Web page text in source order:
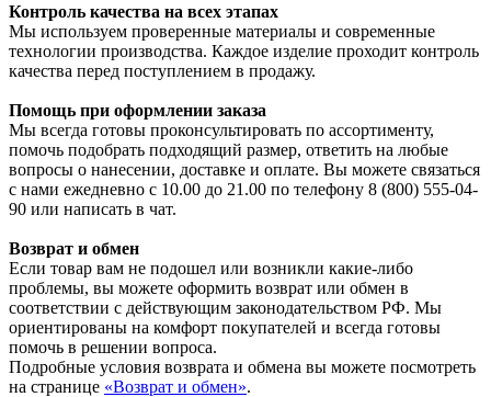
Контроль качества на всех этапах
Мы используем проверенные материалы и современные
технологии производства. Каждое изделие проходит контроль
качества перед поступлением в продажу.
Помощь при оформлении заказа
Мы всегда готовы проконсультировать по ассортименту,
помочь подобрать подходящий размер, ответить на любые
вопросы о нанесении, доставке и оплате. Вы можете связаться
с нами ежедневно с 10.00 до 21.00 по телефону 8 (800) 555-04-
90 или написать в чат.
Возврат и обмен
Если товар вам не подошел или возникли какие-либо
проблемы, вы можете оформить возврат или обмен в
соответствии с действующим законодательством РФ. Мы
ориентированы на комфорт покупателей и всегда готовы
помочь в решении вопроса.
Подробные условия возврата и обмена вы можете посмотреть
на странице «Возврат и обмен».